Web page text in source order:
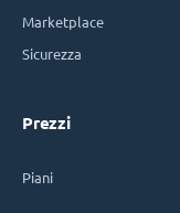
Marketplace
Sicurezza
Prezzi
Piani